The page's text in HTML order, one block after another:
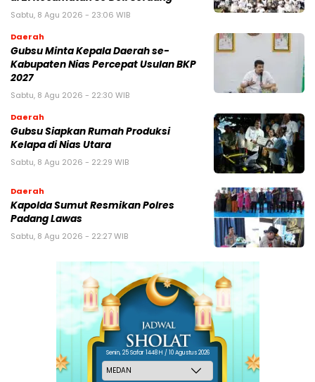
Sabtu, 8 Agu 2026 - 23:06 WIB
Daerah
Gubsu Minta Kepala Daerah se-
Kabupaten Nias Percepat Usulan BKP
2027
Sabtu, 8 Agu 2026 - 22:30 WIB
Daerah
Gubsu Siapkan Rumah Produksi
Kelapa di Nias Utara
Sabtu, 8 Agu 2026 - 22:29 WIB
Daerah
Kapolda Sumut Resmikan Polres
Padang Lawas
Sabtu, 8 Agu 2026 - 22:27 WIB
Senin, 25 Safar 1448 H / 10 Agustus 2026